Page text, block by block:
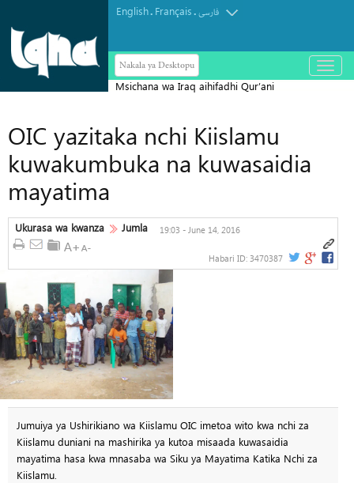
English. Français.فارسی
Nakala ya Desktopu
باز
و
Msichana wa Iraq aihifadhi Qur’ani
OIC yazitaka nchi Kiislamu
kuwakumbuka na kuwasaidia
mayatima
Ukurasa wa kwanza Jumla 19:03 - June 14, 2016
Habari ID: 3470387
Jumuiya ya Ushirikiano wa Kiislamu OIC imetoa wito kwa nchi za
Kiislamu duniani na mashirika ya kutoa misaada kuwasaidia
mayatima hasa kwa mnasaba wa Siku ya Mayatima Katika Nchi za
Kiislamu.